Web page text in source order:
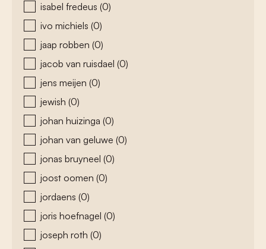
isabel fredeus (0)
ivo michiels (0)
jaap robben (0)
jacob van ruisdael (0)
jens meijen (0)
jewish (0)
johan huizinga (0)
johan van geluwe (0)
jonas bruyneel (0)
joost oomen (0)
jordaens (0)
joris hoefnagel (0)
joseph roth (0)